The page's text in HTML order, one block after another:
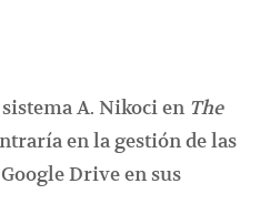
A. Nikoci en The
en la gestión de las
Drive en sus